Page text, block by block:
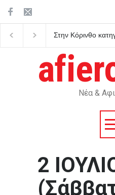
Στην Κόρινθο
κρύβουν τα
του ΕΣΥ
Νέα &
2